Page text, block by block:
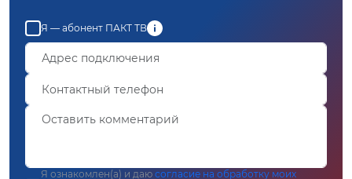
Я — абонент ПАКТ ТВ
Я ознакомлен(а) и даю согласие на обработку моих